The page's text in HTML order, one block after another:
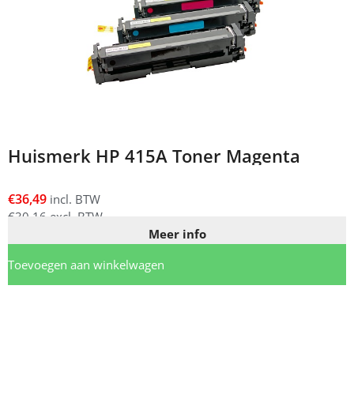
Huismerk HP 415A Toner Magenta
€36,49 incl. BTW
€30,16 excl. BTW
Meer info
Toevoegen aan winkelwagen